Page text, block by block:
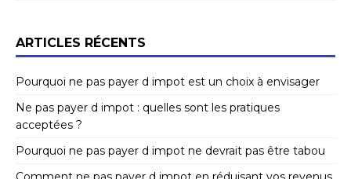
ARTICLES RÉCENTS
Pourquoi ne pas payer d impot est un choix à envisager
Ne pas payer d impot : quelles sont les pratiques
acceptées ?
Pourquoi ne pas payer d impot ne devrait pas être tabou